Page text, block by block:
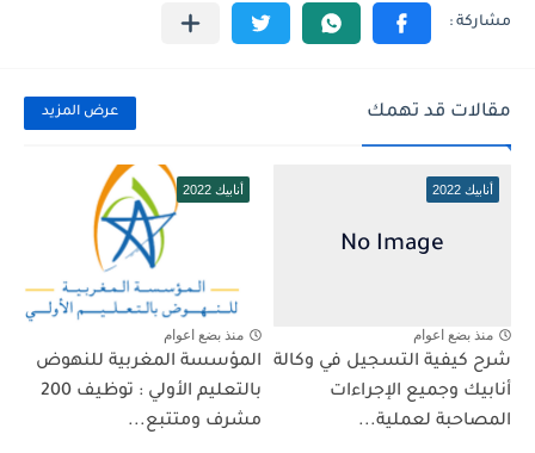
مقالات قد تهمك عرض المزيد
أنابيك 2022
منذ بضع اعوام
شرح كيفية التسجيل في وكالة
أنابيك وجميع الإجراءات
المصاحبة لعملية...
أنابيك 2022
منذ بضع اعوام
المؤسسة المغربية للنهوض
بالتعليم الأولي : توظيف 200
مشرف ومتتبع...